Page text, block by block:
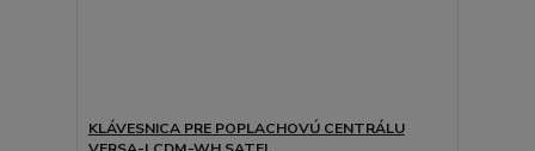
KLÁVESNICA PRE POPLACHOVÚ CENTRÁLU